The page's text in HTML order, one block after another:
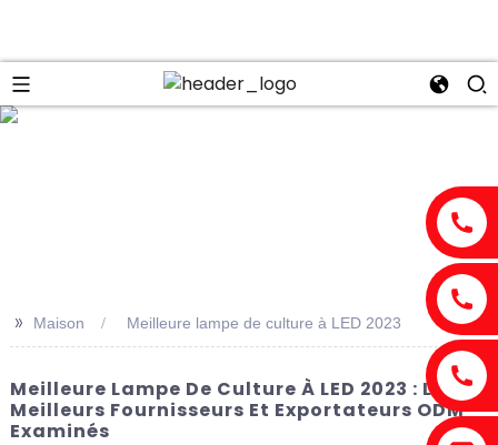
>> Maison Meilleure lampe de culture à LED 2023
Meilleure Lampe De Culture À LED 2023 : Les
Meilleurs Fournisseurs Et Exportateurs ODM
Examinés